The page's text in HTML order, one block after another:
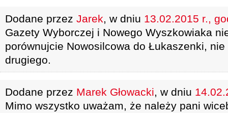
Dodane przez Jarek, w dniu 13.02.2015 r.,
Gazety Wyborczej i Nowego Wyszkowiaka
porównujcie Nowosilcowa do Łukaszenki,
drugiego.
Dodane przez Marek Głowacki, w dniu
Mimo wszystko uważam, że należy pani